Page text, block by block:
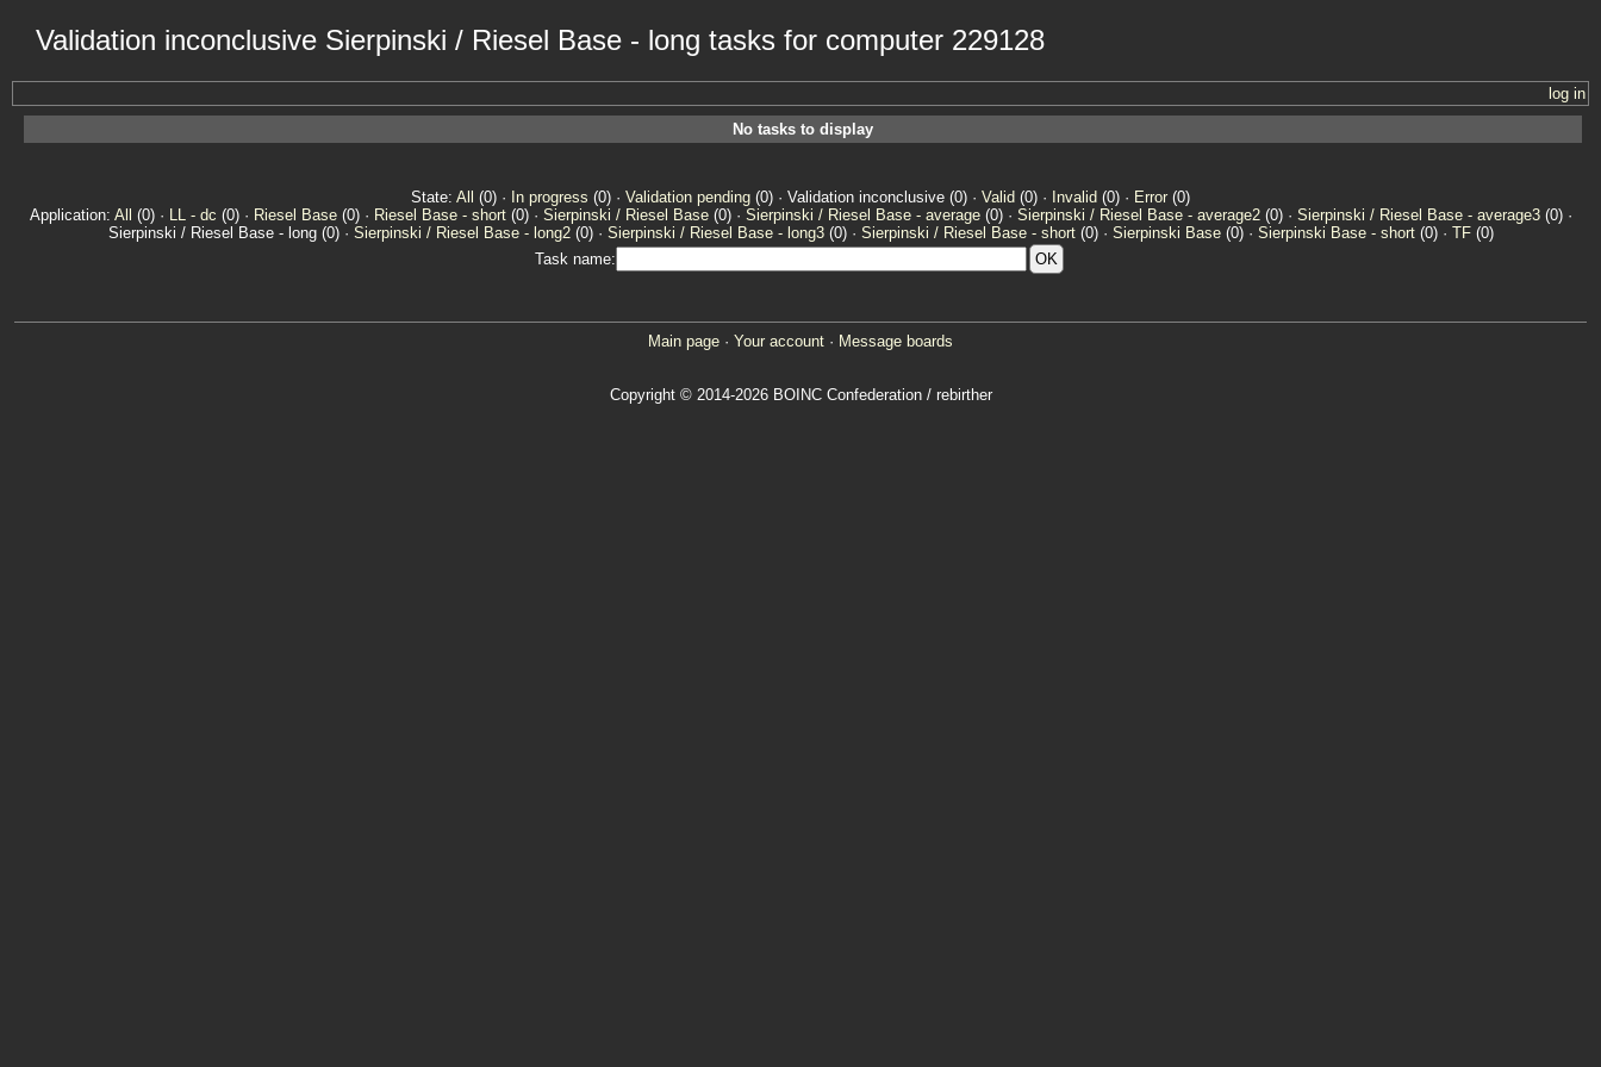
Validation inconclusive Sierpinski / Riesel Base - long tasks for computer 229128
log in
No tasks to display
State: All (0) · In progress (0) · Validation pending (0) · Validation inconclusive (0) · Valid (0) · Invalid (0) · Error (0)
Application: All (0) · LL - dc (0) · Riesel Base(0) · Riesel Base - short(0) · Sierpinski / Riesel Base(0) · Sierpinski / Riesel Base - average(0) · Sierpinski / Riesel Base - average2(0) · Sierpinski / Riesel Base - average3(0) ·
Sierpinski / Riesel Base - long (0) · Sierpinski / Riesel Base - long2(0) · Sierpinski / Riesel Base - long3(0) · Sierpinski / Riesel Base - short(0) · Sierpinski Base(0) · Sierpinski Base - short(0) · TF(0)
Task name:
Main page · Your account · Message boards
Copyright © 2014-2026 BOINC Confederation / rebirther